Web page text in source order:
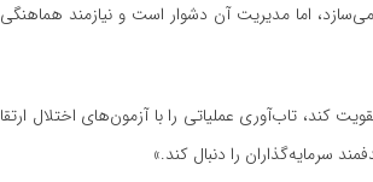
اما مدیریت آن دشوار است و نیازمند هماهنگی
کند، تاب‌آوری عملیاتی را با آزمون‌های اختلال ارتقا
سرمایه‌گذاران را دنبال کند.»